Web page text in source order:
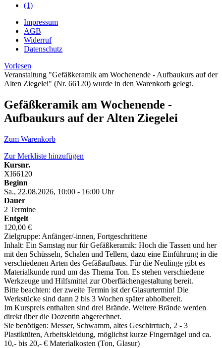
(1)
Impressum
AGB
Widerruf
Datenschutz
Vorlesen
Veranstaltung "Gefäßkeramik am Wochenende - Aufbaukurs auf der
Alten Ziegelei" (Nr. 66120) wurde in den Warenkorb gelegt.
Gefäßkeramik am Wochenende -
Aufbaukurs auf der Alten Ziegelei
Zum Warenkorb
Zur Merkliste hinzufügen
Kursnr.
XI66120
Beginn
Sa., 22.08.2026, 10:00 - 16:00 Uhr
Dauer
2 Termine
Entgelt
120,00 €
Zielgruppe: Anfänger/-innen, Fortgeschrittene
Inhalt: Ein Samstag nur für Gefäßkeramik: Hoch die Tassen und her
mit den Schüsseln, Schalen und Tellern, dazu eine Einführung in die
verschiedenen Arten des Gefäßaufbaus. Für die Neulinge gibt es
Materialkunde rund um das Thema Ton. Es stehen verschiedene
Werkzeuge und Hilfsmittel zur Oberflächengestaltung bereit.
Bitte beachten: der zweite Termin ist der Glasurtermin! Die
Werkstücke sind dann 2 bis 3 Wochen später abholbereit.
Im Kurspreis enthalten sind drei Brände. Weitere Brände werden
direkt über die Dozentin abgerechnet.
Sie benötigen: Messer, Schwamm, altes Geschirrtuch, 2 - 3
Plastiktüten, Arbeitskleidung, möglichst kurze Fingernägel und ca.
10,- bis 20,- € Materialkosten (Ton, Glasur)